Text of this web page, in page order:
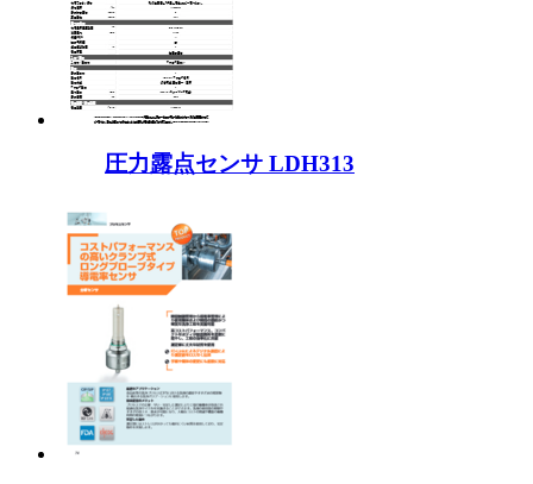
圧力露点センサ LDH313